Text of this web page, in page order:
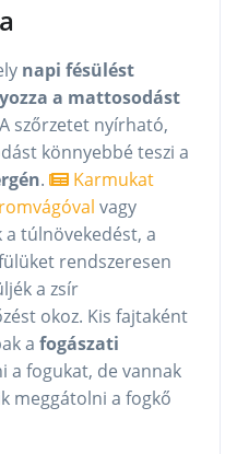
napi fésülést
a mattosodást
A szőrzetet nyírható,
könnyebbé teszi a
.
Karmukat
vagy
a túlnövekedést, a
rendszeresen
a zsír
okoz. Kis fajtaként
a fogászati
a fogukat, de vannak
meggátolni a fogkő